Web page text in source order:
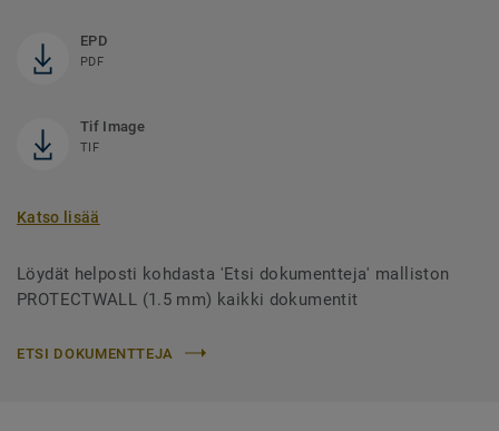
EPD
PDF
Tif Image
TIF
Katso lisää
Löydät helposti kohdasta 'Etsi dokumentteja' malliston
PROTECTWALL (1.5 mm) kaikki dokumentit
ETSI DOKUMENTTEJA